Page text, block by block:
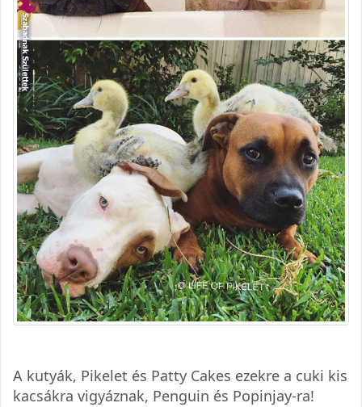
A kutyák, Pikelet és Patty Cakes ezekre a cuki kis
kacsákra vigyáznak, Penguin és Popinjay-ra!